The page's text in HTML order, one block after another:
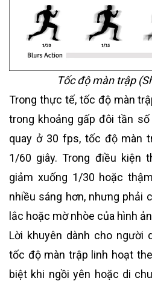
Tốc độ màn trập
Trong thực tế, tốc độ màn
trong khoảng gấp đôi tần số
quay ở 30 fps, tốc độ màn
1/60 giây. Trong điều kiện
giảm xuống 1/30 hoặc
nhiều sáng hơn, nhưng phải
lắc hoặc mờ nhòe của hình
Lời khuyên dành cho người
tốc độ màn trập linh hoạt
biệt khi ngồi yên hoặc di